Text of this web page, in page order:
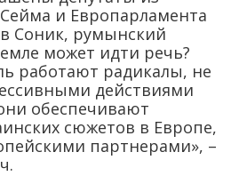
и Европарламента
Соник, румынский
может идти речь?
работают радикалы, не
действиями
обеспечивают
сюжетов в Европе,
партнерами», –